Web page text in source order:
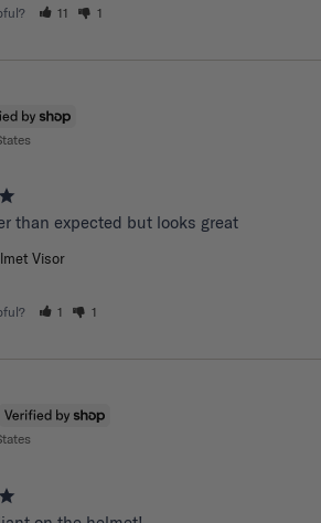
11 1
than expected but looks great
Visor
1 1